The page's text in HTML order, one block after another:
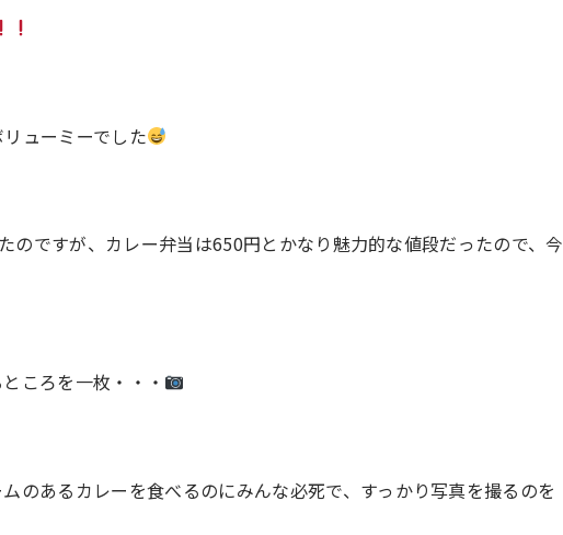
ューミーでした
のですが、カレー弁当は650円とかなり魅力的な値段だったので、今
ころを一枚・・・
のあるカレーを食べるのにみんな必死で、すっかり写真を撮るのを